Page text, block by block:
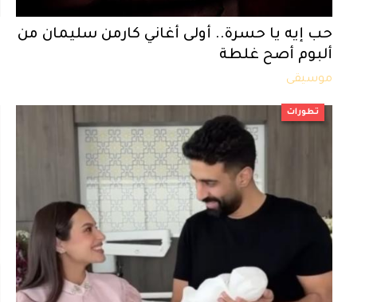
حب إيه يا حسرة.. أولى أغاني كارمن سليمان من
ألبوم أصح غلطة
موسيقى
تطورات